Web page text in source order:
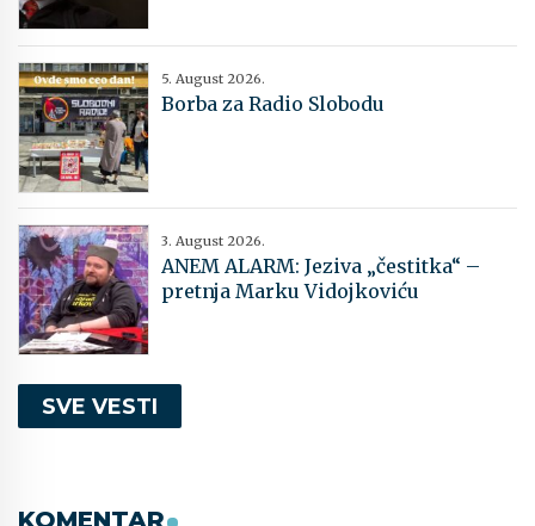
5. August 2026.
Borba za Radio Slobodu
3. August 2026.
ANEM ALARM: Jeziva „čestitka“ –
pretnja Marku Vidojkoviću
SVE VESTI
KOMENTAR